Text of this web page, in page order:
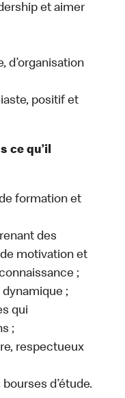
et aimer
d’organisation
positif et
ce qu’il
formation et
des
motivation et
;
dynamique ;
qui
;
respectueux
d’étude.